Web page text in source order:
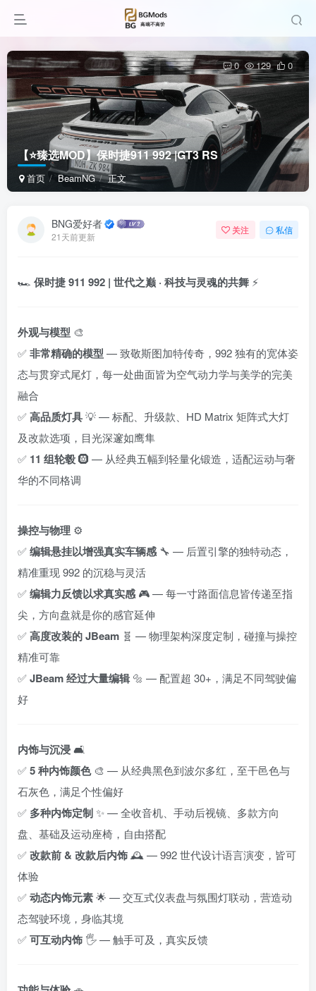
【⭐臻选MOD】保时捷911 992 |GT3 RS
首页 BeamNG 正文
0 129 0
BNG爱好者
21天前更新
关注 私信
🏎️ 保时捷 911 992 | 世代之巅 · 科技与灵魂的共舞 ⚡
外观与模型 🎨
✅非常精确的模型 — 致敬斯图加特传奇，992 独有的宽体姿
态与贯穿式尾灯，每一处曲面皆为空气动力学与美学的完美
融合
✅高品质灯具💡 — 标配、升级款、HD Matrix 矩阵式大灯
及改款选项，目光深邃如鹰隼
✅ 11 组轮毂🛞 — 从经典五幅到轻量化锻造，适配运动与奢
华的不同格调
操控与物理 ⚙️
✅编辑悬挂以增强真实车辆感 🔧 — 后置引擎的独特动态，
精准重现 992 的沉稳与灵活
✅编辑力反馈以求真实感 🎮 — 每一寸路面信息皆传递至指
尖，方向盘就是你的感官延伸
✅高度改装的 JBeam 🧬 — 物理架构深度定制，碰撞与操控
精准可靠
✅JBeam 经过大量编辑🔩 — 配置超 30+，满足不同驾驶偏
好
内饰与沉浸🛋️
✅5 种内饰颜色🎨 — 从经典黑色到波尔多红，至干邑色与
石灰色，满足个性偏好
✅ 多种内饰定制✨ — 全收音机、手动后视镜、多款方向
盘、基础及运动座椅，自由搭配
✅改款前 & 改款后内饰🕰️ — 992 世代设计语言演变，皆可
体验
✅动态内饰元素🌟 — 交互式仪表盘与氛围灯联动，营造动
态驾驶环境，身临其境
✅可互动内饰 🖐️ — 触手可及，真实反馈